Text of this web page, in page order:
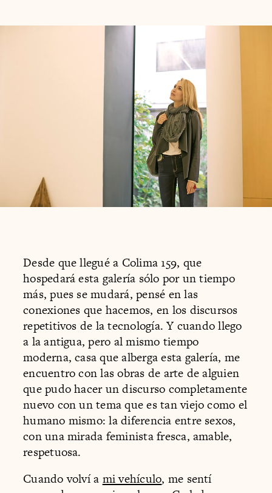
Desde que llegué a Colima 159, que
hospedará esta galería sólo por un tiempo
más, pues se mudará, pensé en las
conexiones que hacemos, en los discursos
repetitivos de la tecnología. Y cuando llego
a la antigua, pero al mismo tiempo
moderna, casa que alberga esta galería, me
encuentro con las obras de arte de alguien
que pudo hacer un discurso completamente
nuevo con un tema que es tan viejo como el
humano mismo: la diferencia entre sexos,
con una mirada feminista fresca, amable,
respetuosa.
Cuando volví a mi vehículo, me sentí